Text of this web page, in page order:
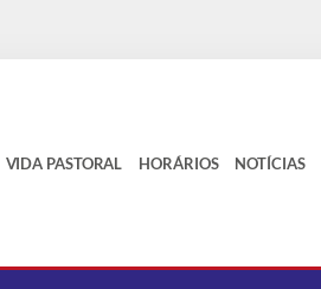
VIDA PASTORAL HORÁRIOS NOTÍCIAS